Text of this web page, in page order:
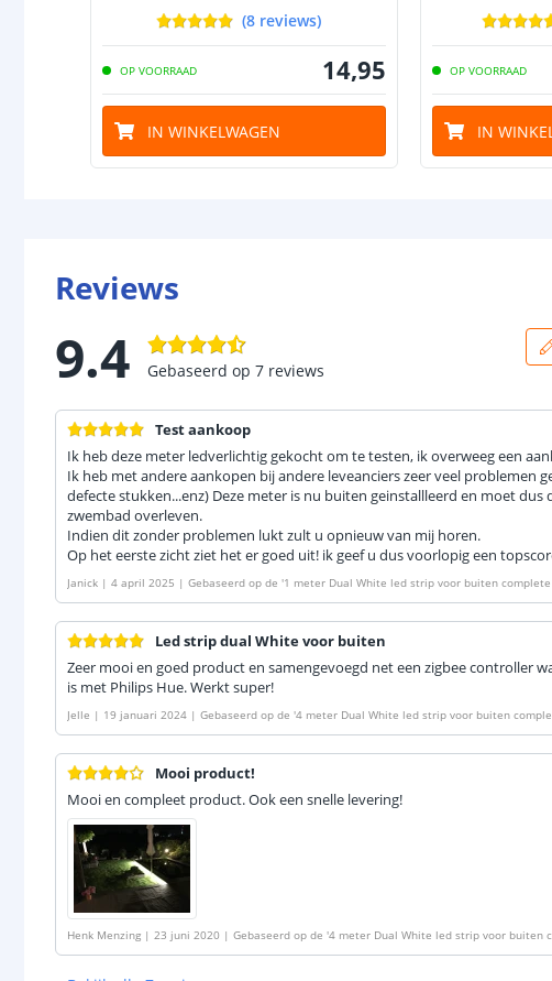
(8 reviews)
OP VOORRAAD 14,95
IN WINKELWAGEN
OP VOORRAAD
IN
Reviews
9.4 Gebaseerd op 7 reviews
Test aankoop
Ik heb deze meter ledverlichtig gekocht om te testen, ik overweeg een
Ik heb met andere aankopen bij andere leveanciers zeer veel problemen
defecte stukken...enz) Deze meter is nu buiten geinstallleerd en moet dus
zwembad overleven.
Indien dit zonder problemen lukt zult u opnieuw van mij horen.
Op het eerste zicht ziet het er goed uit! ik geef u dus voorlopig een
Janick | 4 april 2025 | Gebaseerd op de '1 meter Dual White led strip voor buiten
Led strip dual White voor buiten
Zeer mooi en goed product en samengevoegd net een zigbee controller
is met Philips Hue. Werkt super!
Jelle | 19 januari 2024 | Gebaseerd op de '4 meter Dual White led strip voor buiten
Mooi product!
Mooi en compleet product. Ook een snelle levering!
Henk Menzing | 23 juni 2020 | Gebaseerd op de '4 meter Dual White led strip voor buiten